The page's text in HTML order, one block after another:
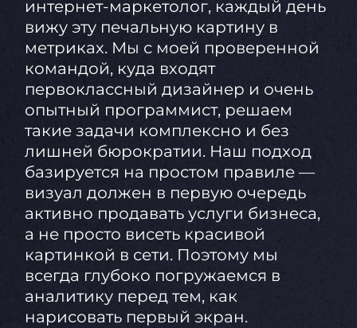
интернет-маркетолог, каждый день
вижу эту печальную картину в
метриках. Мы с моей проверенной
командой, куда входят
первоклассный дизайнер и очень
опытный программист, решаем
такие задачи комплексно и без
лишней бюрократии. Наш подход
базируется на простом правиле —
визуал должен в первую очередь
активно продавать услуги бизнеса,
а не просто висеть красивой
картинкой в сети. Поэтому мы
всегда глубоко погружаемся в
аналитику перед тем, как
нарисовать первый экран.